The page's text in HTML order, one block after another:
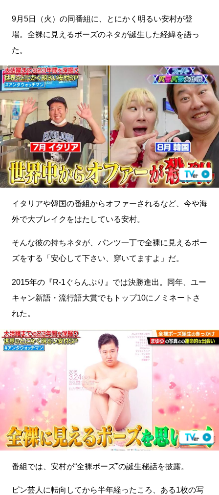
9月5日（火）の同番組に、とにかく明るい安村が登
場。全裸に見えるポーズのネタが誕生した経緯を語っ
た。
イタリアや韓国の番組からオファーされるなど、今や海
外で大ブレイクをはたしている安村。
そんな彼の持ちネタが、パンツ一丁で全裸に見えるポー
ズをする「安心して下さい、穿いてますよ」だ。
2015年の『R-1ぐらんぷり』では決勝進出。同年、ユー
キャン新語・流行語大賞でもトップ10にノミネートさ
れた。
番組では、安村が“全裸ポーズ”の誕生秘話を披露。
ピン芸人に転向してから半年経ったころ、ある1枚の写